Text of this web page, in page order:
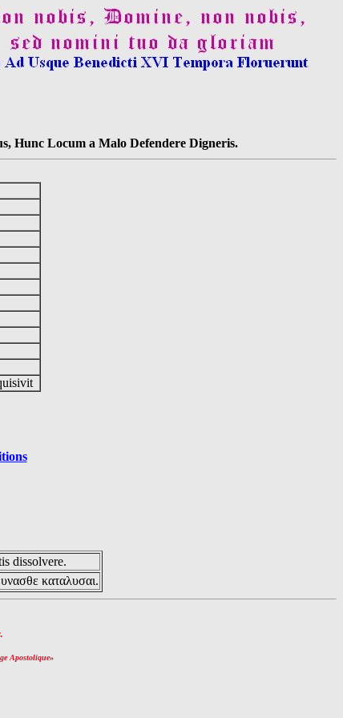
Hunc Locum a Malo Defendere Digneris.
dissolvere.
καταλυσαι.
Apostolique»